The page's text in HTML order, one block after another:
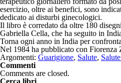
esercizio, oltre ai benefici, sono
dedicato ai disturbi ginecologici.
Il libro è corredato da oltre 180
Gabriella Cella, che ha seguito in
Torna ogni anno in India per
Nel 1984 ha pubblicato con Fiorenza
Argomenti: Guarigione, Salute,
Commenti
Comments are closed.
Cerca libri